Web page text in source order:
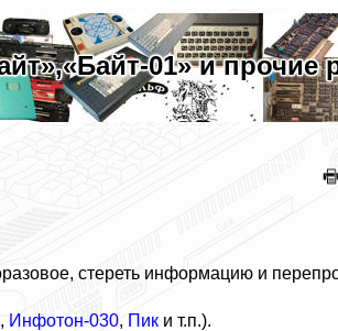
01» и прочие
стереть информацию и
, Инфотон-030, Пик и т.п.).